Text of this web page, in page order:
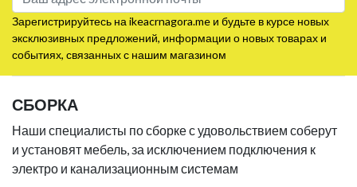
Зарегистрируйтесь на ikeacrnagora.me и будьте в курсе новых
эксклюзивных предложений, информации о новых товарах и
событиях, связанных с нашим магазином
СБОРКА
Наши специалисты по сборке с удовольствием соберут
и установят мебель, за исключением подключения к
электро и канализационным системам